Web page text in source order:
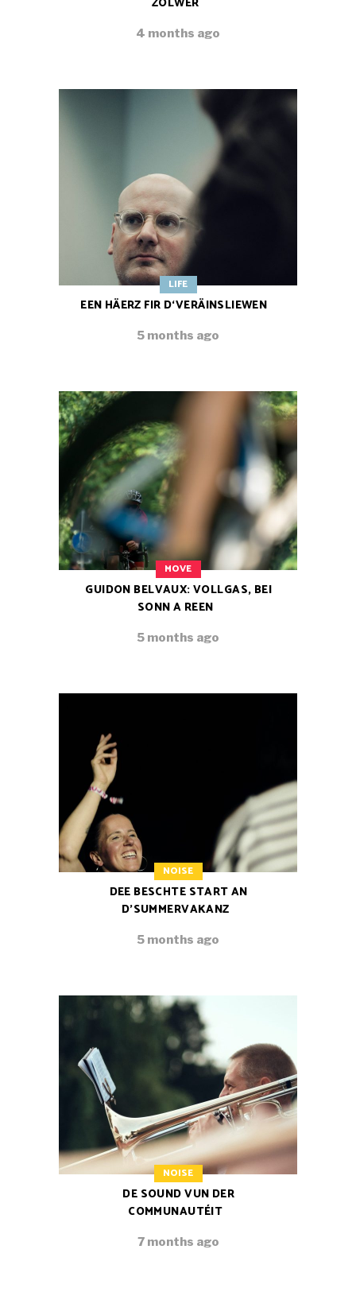
ZOLWER
4 months ago
LIFE
EEN HÄERZ FIR D‘VERÄINSLIEWEN
5 months ago
MOVE
GUIDON BELVAUX: VOLLGAS, BEI
SONN A REEN
5 months ago
NOISE
DEE BESCHTE START AN
D’SUMMERVAKANZ
5 months ago
NOISE
DE SOUND VUN DER
COMMUNAUTÉIT
7 months ago